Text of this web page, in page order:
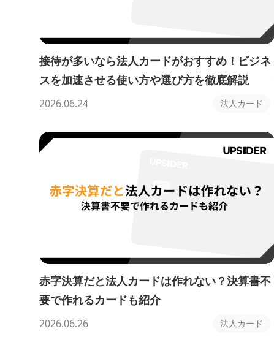
接待が多いなら法人カードがおすすめ！ビジネ
スを加速させる使い方や選び方を徹底解説
2026.06.24 法人カード
赤字決算だと法人カードは作れない？決算書不
要で作れるカードも紹介
2026.06.26 法人カード